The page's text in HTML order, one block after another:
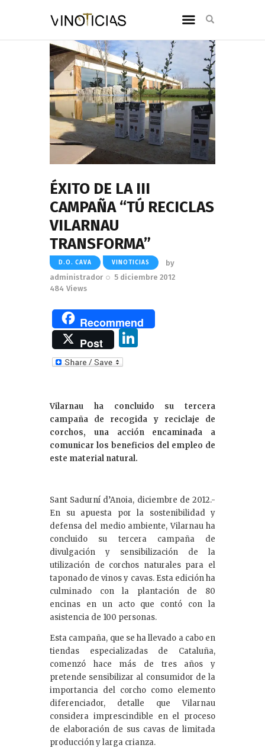
ÉXITO DE LA III
CAMPAÑA “TÚ RECICLAS
VILARNAU
TRANSFORMA”
D.O. CAVA VINOTICIAS
by
administrador
5 diciembre 2012
484 Views
Recommend
Post
dI
n
Vilarnau ha concluido su tercera
campaña de recogida y reciclaje de
corchos, una acción encaminada a
comunicar los beneficios del empleo de
este material natural.
Sant Sadurní d’Anoia, diciembre de 2012.-
En su apuesta por la sostenibilidad y
defensa del medio ambiente, Vilarnau ha
concluido su tercera campaña de
divulgación y sensibilización de la
utilización de corchos naturales para el
taponado de vinos y cavas. Esta edición ha
culminado con la plantación de 80
encinas en un acto que contó con la
asistencia de 100 personas.
Esta campaña, que se ha llevado a cabo en
tiendas especializadas de Cataluña,
comenzó hace más de tres años y
pretende sensibilizar al consumidor de la
importancia del corcho como elemento
diferenciador, detalle que Vilarnau
considera imprescindible en el proceso
de elaboración de sus cavas de limitada
producción y larga crianza.